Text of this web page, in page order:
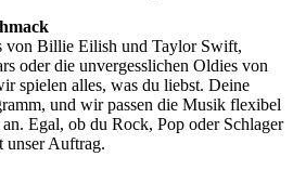
von Billie Eilish und Taylor Swift,
oder die unvergesslichen Oldies von
spielen alles, was du liebst. Deine
und wir passen die Musik flexibel
Egal, ob du Rock, Pop oder Schlager
unser Auftrag.